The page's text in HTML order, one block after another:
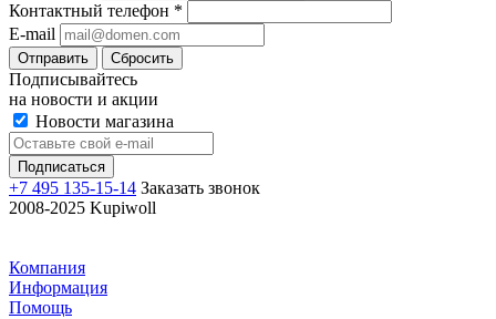
Контактный телефон *
E-mail
Отправить Сбросить
Подписывайтесь
на новости и акции
Новости магазина
+7 495 135-15-14 Заказать звонок
2008-2025 Kupiwoll
Компания
Информация
Помощь